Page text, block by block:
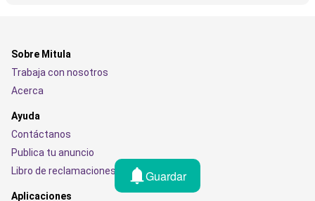
Guardar
Sobre Mitula
Trabaja con nosotros
Acerca
Ayuda
Contáctanos
Publica tu anuncio
Libro de reclamaciones
Aplicaciones